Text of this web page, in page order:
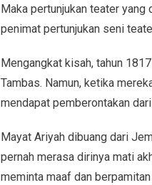
Maka pertunjukan teater
penimat pertunjukan seni
Mengangkat kisah, tahun
Tambas. Namun, ketika
mendapat pemberontakan
Mayat Ariyah dibuang dari
pernah merasa dirinya mati
meminta maaf dan